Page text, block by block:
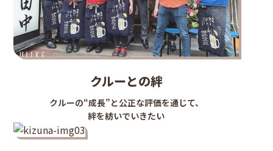
クルーとの絆
クルーの“成長”と公正な評価を通じて、
絆を紡いでいきたい